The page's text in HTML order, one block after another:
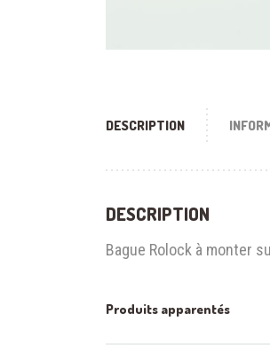
DESCRIPTION
DESCRIPTION
Bague Rolock à monter
Produits apparentés